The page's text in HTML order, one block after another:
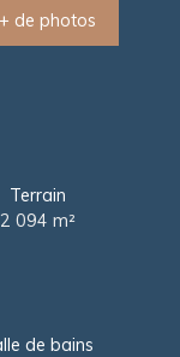
+ de photos
Terrain
2 094m²
de bains